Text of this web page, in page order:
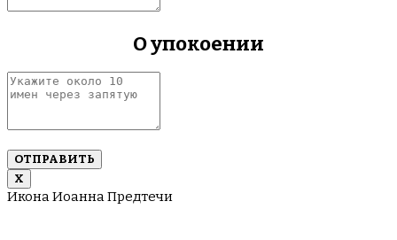
имен
О упокоении
Укажите
около
имен
запятую
Х
Икона Иоанна Предтечи